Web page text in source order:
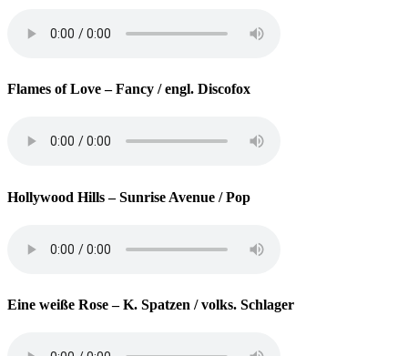
Flames of Love– Fancy / engl. Discofox
Hollywood Hills– Sunrise Avenue / Pop
Eine weiße Rose– K. Spatzen / volks. Schlager